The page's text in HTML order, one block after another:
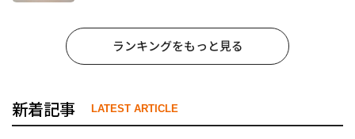
ランキングをもっと見る
新着記事 LATEST ARTICLE